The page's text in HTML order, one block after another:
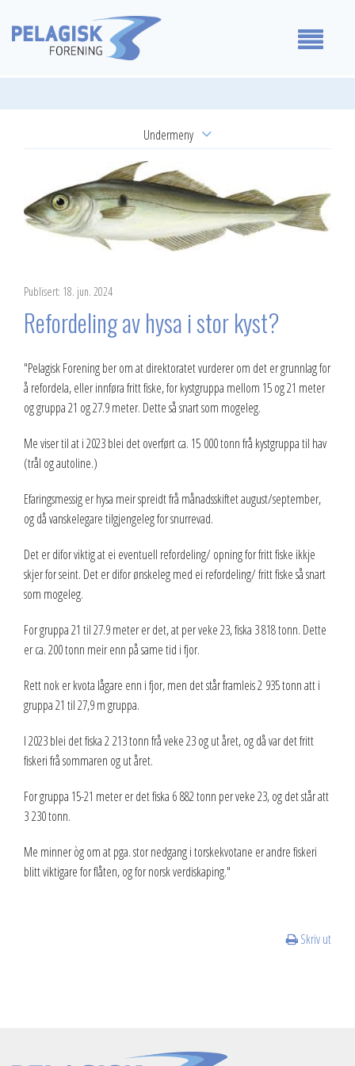
Våre standpunkt
For medlemmer
Om oss
Undermeny
Aktuelt
Kalender
Representantskapsmøte
2023
2022
2021
2019
2018
2016
2013
Advokatbistand
Publisert: 18. jun. 2024
Refordeling av hysa i stor kyst?
"Pelagisk Forening ber om at direktoratet vurderer om det er grunnlag for
å refordela, eller innføra fritt fiske, for kystgruppa mellom 15 og 21 meter
og gruppa 21 og 27.9 meter. Dette så snart som mogeleg.
Me viser til at i 2023 blei det overført ca. 15 000 tonn frå kystgruppa til hav
(trål og autoline.)
Efaringsmessig er hysa meir spreidt frå månadsskiftet august/september,
og då vanskelegare tilgjengeleg for snurrevad.
Det er difor viktig at ei eventuell refordeling/ opning for fritt fiske ikkje
skjer for seint. Det er difor ønskeleg med ei refordeling/ fritt fiske så snart
som mogeleg.
For gruppa 21 til 27.9 meter er det, at per veke 23, fiska 3 818 tonn. Dette
er ca. 200 tonn meir enn på same tid i fjor.
Rett nok er kvota lågare enn i fjor, men det står framleis 2 935 tonn att i
gruppa 21 til 27,9 m gruppa.
I 2023 blei det fiska 2 213 tonn frå veke 23 og ut året, og då var det fritt
fiskeri frå sommaren og ut året.
For gruppa 15-21 meter er det fiska 6 882 tonn per veke 23, og det står att
3 230 tonn.
Me minner òg om at pga. stor nedgang i torskekvotane er andre fiskeri
blitt viktigare for flåten, og for norsk verdiskaping."
Skriv ut